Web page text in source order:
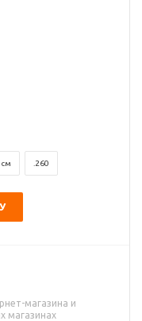
см .260
магазина и
магазинах